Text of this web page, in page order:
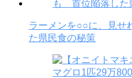
ラーメンを○○に、見
た県民食の秘策